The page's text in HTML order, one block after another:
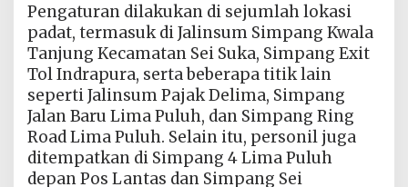
Pengaturan dilakukan di sejumlah lokasi
padat, termasuk di Jalinsum Simpang Kwala
Tanjung Kecamatan Sei Suka, Simpang Exit
Tol Indrapura, serta beberapa titik lain
seperti Jalinsum Pajak Delima, Simpang
Jalan Baru Lima Puluh, dan Simpang Ring
Road Lima Puluh. Selain itu, personil juga
ditempatkan di Simpang 4 Lima Puluh
depan Pos Lantas dan Simpang Sei